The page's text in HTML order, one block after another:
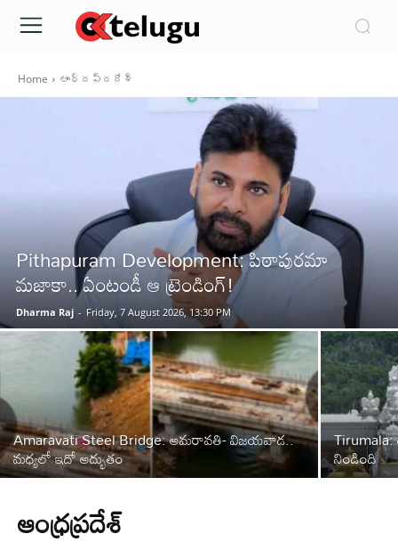
Home ఆంధ్రప్రదేశ్‌
Pithapuram Development: పిఠాపురమా
మజాకా.. ఏంటండీ ఆ ట్రెండింగ్!
Dharma Raj - Friday, 7 August 2026, 13:30 PM
Amaravati Steel Bridge: అమరావతి- విజయవాడ..
మధ్యలో ఇదో అద్భుతం నిండింది
ఆంధ్రప్రదేశ్‌